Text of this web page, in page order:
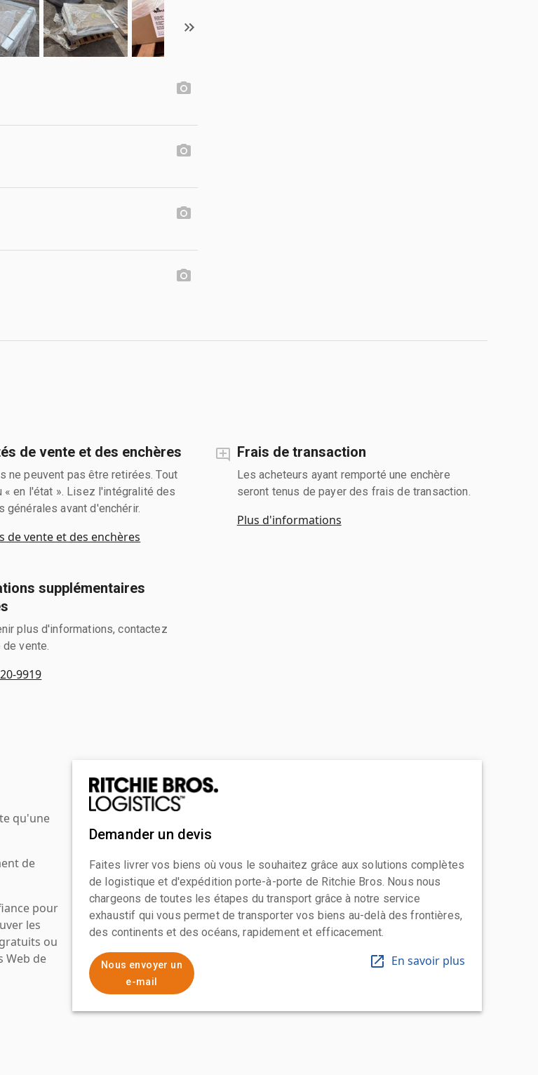
de vente et des enchères
ne peuvent pas être retirées. Tout
« en l'état ». Lisez l'intégralité des
générales avant d'enchérir.
de vente et des enchères
Frais de transaction
Les acheteurs ayant remporté une enchère
seront tenus de payer des frais de transaction.
Plus d'informations
supplémentaires
plus d'informations, contactez
vente.
9919
qu'une
de
pour
les
ou
Web de
Demander un devis
Faites livrer vos biens où vous le souhaitez grâce aux solutions complètes
de logistique et d'expédition porte-à-porte de Ritchie Bros. Nous nous
chargeons de toutes les étapes du transport grâce à notre service
exhaustif qui vous permet de transporter vos biens au-delà des frontières,
des continents et des océans, rapidement et efficacement.
Nous envoyer un
e-mail
En savoir plus